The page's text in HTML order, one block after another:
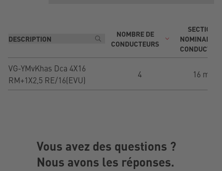
NOMBRE DE
CONDUCTEURS
SECTION
NOMINALE
VG-YMvKhas Dca 4X16
RM+1X2,5 RE/16(EVU)
4 16 mm²
Vous avez des questions ?
Nous avons les réponses.